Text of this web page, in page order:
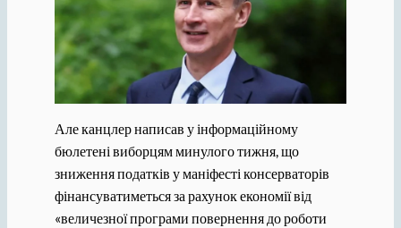
Але канцлер написав у інформаційному
бюлетені виборцям минулого тижня, що
зниження податків у маніфесті консерваторів
фінансуватиметься за рахунок економії від
«величезної програми повернення до роботи